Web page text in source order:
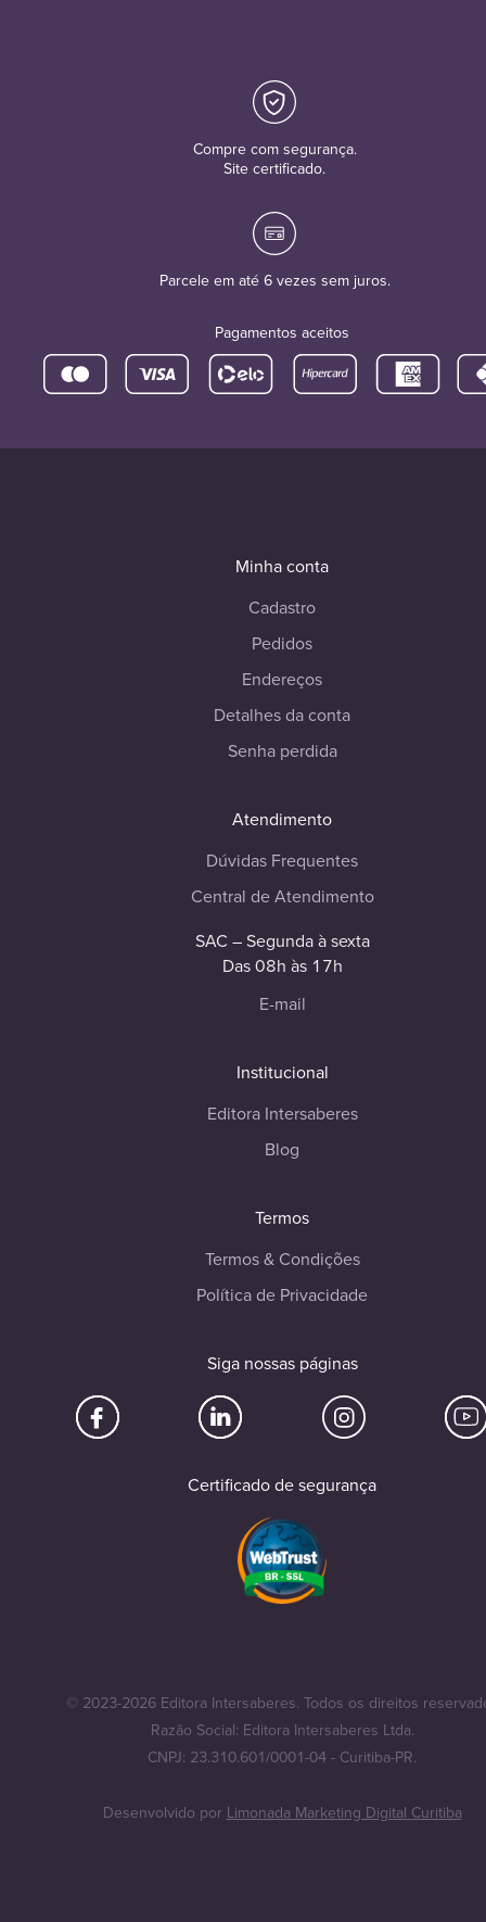
Compre com segurança.
Site certificado.
Parcele em até 6 vezes sem juros.
Pagamentos aceitos
Minha conta
Cadastro
Pedidos
Endereços
Detalhes da conta
Senha perdida
Atendimento
Dúvidas Frequentes
Central de Atendimento
SAC – Segunda à sexta
Das 08h às 17h
E-mail
Institucional
Editora Intersaberes
Blog
Termos
Termos & Condições
Política de Privacidade
Siga nossas páginas
Certificado de segurança
© 2023-2026 Editora Intersaberes. Todos os direitos
Razão Social: Editora Intersaberes Ltda.
CNPJ: 23.310.601/0001-04 - Curitiba-PR.
Desenvolvido por Limonada Marketing Digital Curitiba